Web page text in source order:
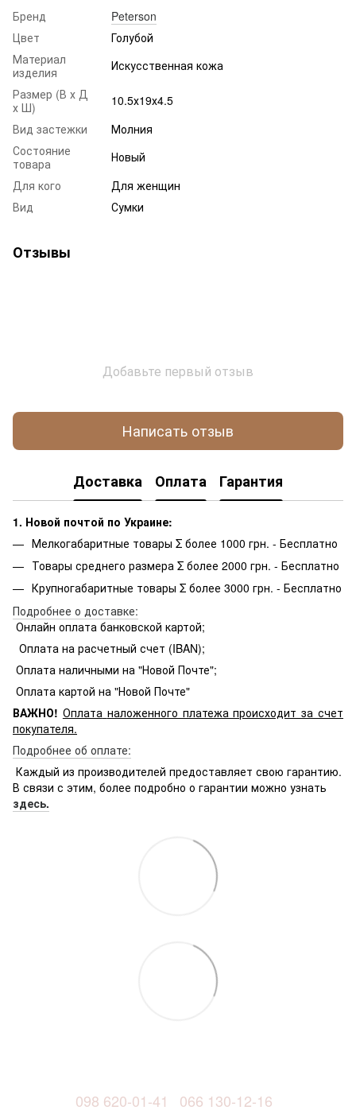
Бренд
Peterson
Цвет
Голубой
Материал
изделия
Искусственная кожа
Размер (В х Д
х Ш)
10.5х19х4.5
Вид застежки
Молния
Состояние
товара
Новый
Для кого
Для женщин
Вид
Сумки
Отзывы
Добавьте первый отзыв
Написать отзыв
Доставка Оплата Гарантия
1. Новой почтой по Украине:
Мелкогабаритные товары Σ более 1000 грн. - Бесплатно
Товары среднего размера Σ более 2000 грн. - Бесплатно
Крупногабаритные товары Σ более 3000 грн. - Бесплатно
Подробнее о доставке:
Онлайн оплата банковской картой;
Оплата на расчетный счет (IBAN);
Оплата наличными на "Новой Почте";
Оплата картой на "Новой Почте"
ВАЖНО! Оплата наложенного платежа происходит за счет
покупателя.
Подробнее об оплате:
Каждый из производителей предоставляет свою гарантию.
В связи с этим, более подробно о гарантии можно узнать
здесь.
098 620-01-41 066 130-12-16